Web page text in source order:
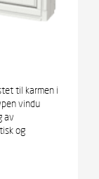
til karmen i
vindu
av
og